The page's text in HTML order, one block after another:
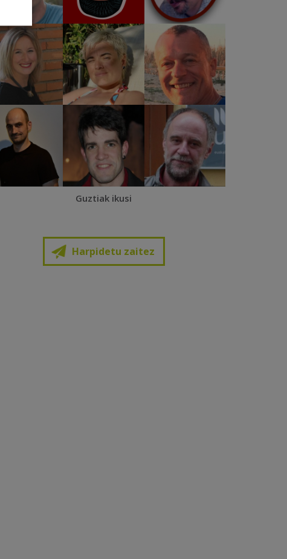
Guztiak ikusi
Harpidetu zaitez